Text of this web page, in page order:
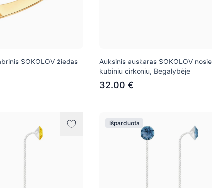
SOKOLOV žiedas
Auksinis auskaras SOKOLOV
kubiniu cirkoniu, Begalybėje
32.00 €
Išparduota